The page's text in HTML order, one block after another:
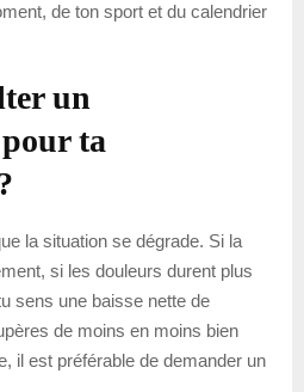
de ton sport et du calendrier
un
ta
la situation se dégrade. Si la
si les douleurs durent plus
sens une baisse nette de
de moins en moins bien
il est préférable de demander un